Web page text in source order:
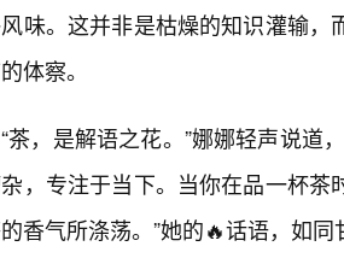
味。这并非是枯燥的知识灌输
体察。
“茶，是解语之花。”娜娜轻声说道
，专注于当下。当你在品一杯
香气所涤荡。”她的🔥话语，如